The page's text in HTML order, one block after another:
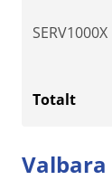
SERV1000X
Totalt